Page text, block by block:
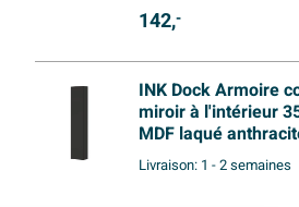
142,-
INK Dock Armoire
miroir à l'intérieur
MDF laqué
Livraison: 1 - 2 semaines